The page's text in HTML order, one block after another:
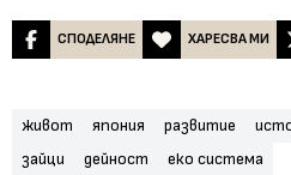
СПОДЕЛЯНЕ ХАРЕСВА МИ
живот япония развитие
зайци
дейност еко система